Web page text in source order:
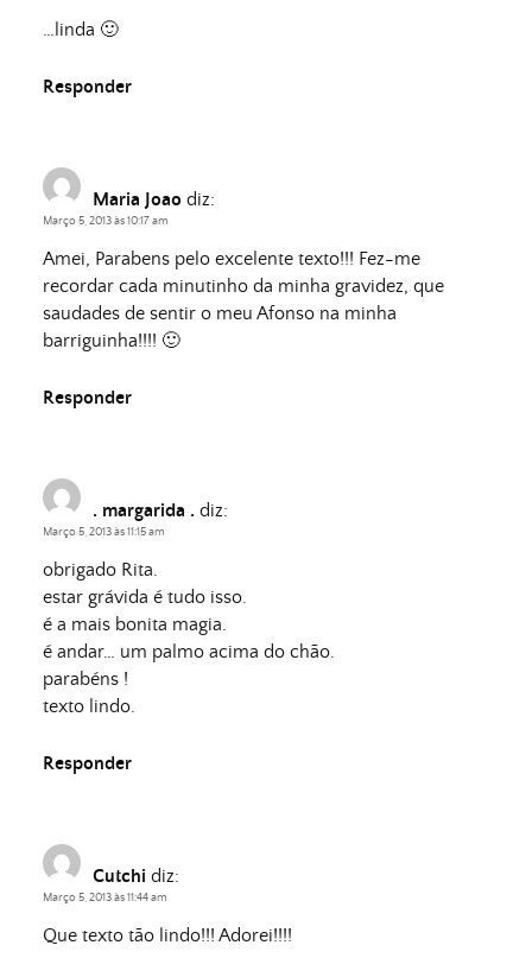
…linda 🙂
Responder
Maria Joao diz:
Março 5, 2013 às 10:17 am
Amei, Parabens pelo excelente texto!!! Fez-me
recordar cada minutinho da minha gravidez, que
saudades de sentir o meu Afonso na minha
barriguinha!!!! 🙂
Responder
. margarida . diz:
Março 5, 2013 às 11:15 am
obrigado Rita.
estar grávida é tudo isso.
é a mais bonita magia.
é andar… um palmo acima do chão.
parabéns !
texto lindo.
Responder
Cutchi diz:
Março 5, 2013 às 11:44 am
Que texto tão lindo!!! Adorei!!!!